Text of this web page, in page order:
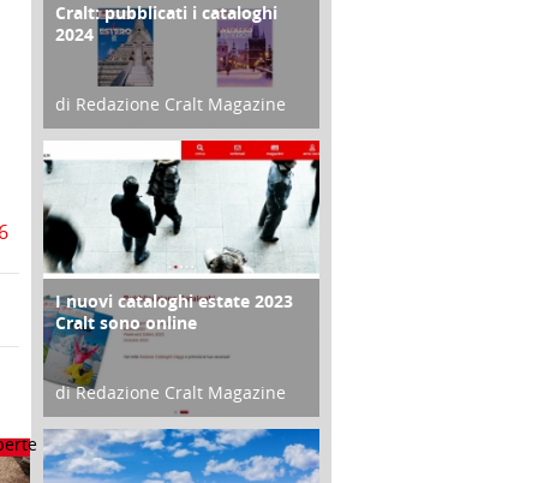
COPERTINA
Cralt: pubblicati i cataloghi
2024
di Redazione Cralt Magazine
21 Novembre 2023
CONTRO COPERTINA
I nuovi cataloghi estate 2023
Cralt sono online
di Redazione Cralt Magazine
07 Marzo 2023